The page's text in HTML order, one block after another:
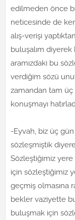
edilmeden önce
neticesinde de
alış-verişi
buluşalım diyerek
aramızdaki bu
verdiğim sözü
zamandan tam üç
konuşmayı
-Eyvah, biz üç
sözleşmiştik
Sözleştiğimiz yere
için sözleştiğimiz
geçmiş olmasına
bekler vaziyette
buluşmak için